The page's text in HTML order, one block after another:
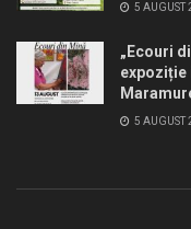
5 AUGUST
„Ecouri
expoziție
5 AUGUST